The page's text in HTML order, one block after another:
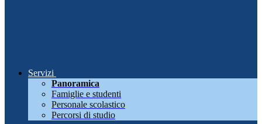
Servizi
Panoramica
Famiglie e studenti
Personale scolastico
Percorsi di studio